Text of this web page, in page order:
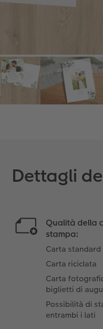
Dettagli
Qualità della
stampa:
Carta standard
Carta riciclata
Carta
biglietti di
Possibilità di
entrambi i lati